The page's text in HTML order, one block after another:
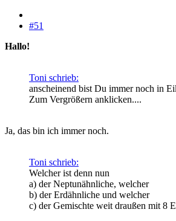
#51
Hallo!
Toni schrieb:
anscheinend bist Du immer noch in
Zum Vergrößern anklicken....
Ja, das bin ich immer noch.
Toni schrieb:
Welcher ist denn nun
a) der Neptunähnliche, welcher
b) der Erdähnliche und welcher
c) der Gemischte weit draußen mit 8